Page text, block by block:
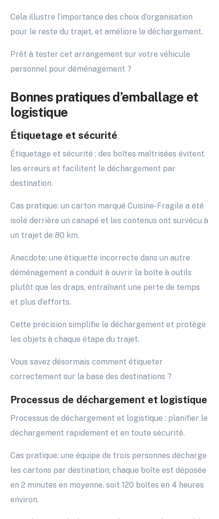
Cela illustre l’importance des choix d’organisation
pour le reste du trajet, et améliore le déchargement.
Prêt à tester cet arrangement sur votre véhicule
personnel pour déménagement ?
Bonnes pratiques d’emballage et
logistique
Étiquetage et sécurité
Étiquetage et sécurité : des boîtes maîtrisées évitent
les erreurs et facilitent le déchargement par
destination.
Cas pratique: un carton marqué Cuisine-Fragile a été
isolé derrière un canapé et les contenus ont survécu à
un trajet de 80 km.
Anecdote: une étiquette incorrecte dans un autre
déménagement a conduit à ouvrir la boîte à outils
plutôt que les draps, entraînant une perte de temps
et plus d’efforts.
Cette précision simplifie le déchargement et protège
les objets à chaque étape du trajet.
Vous savez désormais comment étiqueter
correctement sur la base des destinations ?
Processus de déchargement et logistique
Processus de déchargement et logistique : planifier le
déchargement rapidement et en toute sécurité.
Cas pratique: une équipe de trois personnes décharge
les cartons par destination; chaque boîte est déposée
en 2 minutes en moyenne, soit 120 boîtes en 4 heures
environ.